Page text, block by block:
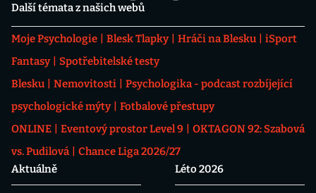
Další témata z našich webů
Moje Psychologie Blesk Tlapky Hráči na Blesku
iSport
Fantasy
Spotřebitelské testy
Blesku
Nemovitosti
Psychologika - podcast rozbíjející
psychologické mýty
Fotbalové přestupy
ONLINE
Eventový prostor Level 9
OKTAGON 92: Szabová
vs. Pudilová
Chance Liga 2026/27
Aktuálně
Léto 2026